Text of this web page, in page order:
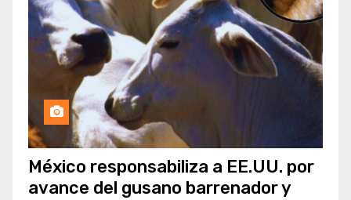
México responsabiliza a EE.UU. por
avance del gusano barrenador y